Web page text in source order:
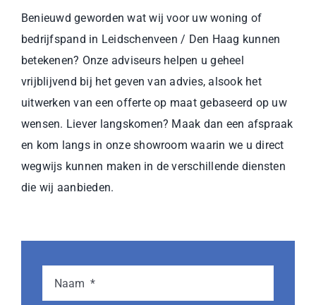
Benieuwd geworden wat wij voor uw woning of
bedrijfspand in Leidschenveen / Den Haag kunnen
betekenen? Onze adviseurs helpen u geheel
vrijblijvend bij het geven van advies, alsook het
uitwerken van een offerte op maat gebaseerd op uw
wensen. Liever langskomen? Maak dan een afspraak
en kom langs in onze showroom waarin we u direct
wegwijs kunnen maken in de verschillende diensten
die wij aanbieden.